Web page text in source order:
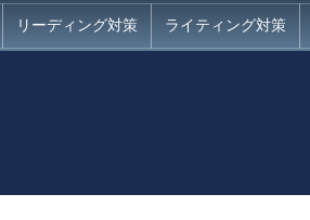
リーディング対策 ライティング対策